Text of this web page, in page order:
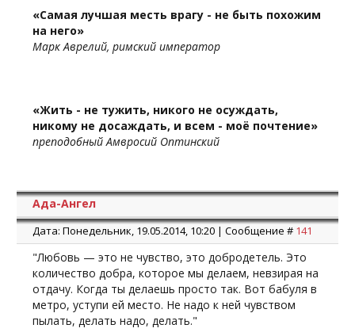
«Самая лучшая месть врагу - не быть похожим
на него»
Марк Аврелий, римский император
«Жить - не тужить, никого не осуждать,
никому не досаждать, и всем - моё почтение»
преподобный Амвросий Оптинский
Ада-Ангел
Дата: Понедельник, 19.05.2014, 10:20 | Сообщение # 141
"Любовь — это не чувство, это добродетель. Это
количество добра, которое мы делаем, невзирая на
отдачу. Когда ты делаешь просто так. Вот бабуля в
метро, уступи ей место. Не надо к ней чувством
пылать, делать надо, делать."